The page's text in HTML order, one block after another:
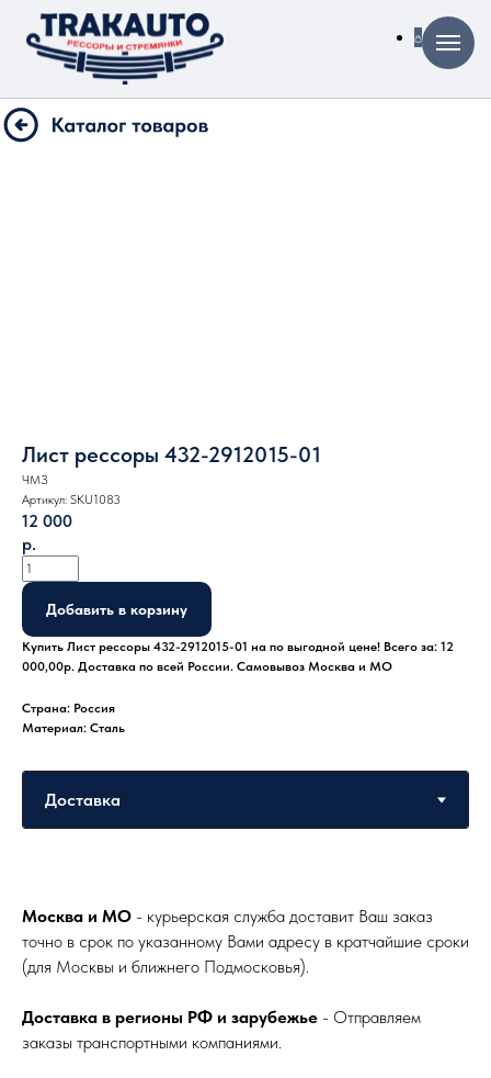
Лист рессоры 432-2912015-01
ЧМЗ
Артикул: SKU1083
12 000
р.
Добавить в корзину
Купить Лист рессоры 432-2912015-01 на по выгодной цене! Всего за: 12
000,00р. Доставка по всей России. Самовывоз Москва и МО
Страна: Россия
Материал: Сталь
Москва и МО - курьерская служба доставит Ваш заказ
точно в срок по указанному Вами адресу в кратчайшие сроки
(для Москвы и ближнего Подмосковья).
Доставка в регионы РФ и зарубежье - Отправляем
заказы транспортными компаниями.